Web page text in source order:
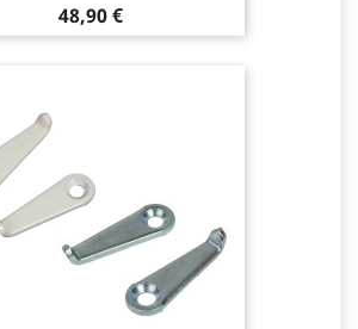
Pris
48,90 €